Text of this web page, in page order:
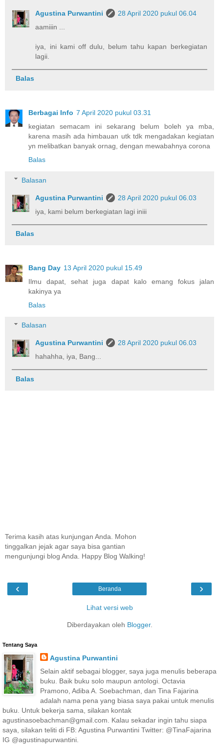
Agustina Purwantini
28 April 2020 pukul 06.04
aamiiin ...
iya, ini kami off dulu, belum tahu kapan berkegiatan
lagii.
Balas
Berbagai Info 7 April 2020 pukul 03.31
kegiatan semacam ini sekarang belum boleh ya mba,
karena masih ada himbauan utk tdk mengadakan kegiatan
yn melibatkan banyak ornag, dengan mewabahnya corona
Balas
Balasan
Agustina Purwantini
28 April 2020 pukul 06.03
iya, kami belum berkegiatan lagi iniii
Balas
Bang Day 13 April 2020 pukul 15.49
Ilmu dapat, sehat juga dapat kalo emang fokus jalan
kakinya ya
Balas
Balasan
Agustina Purwantini
28 April 2020 pukul 06.03
hahahha, iya, Bang...
Balas
Terima kasih atas kunjungan Anda. Mohon
tinggalkan jejak agar saya bisa gantian
mengunjungi blog Anda. Happy Blog Walking!
‹ ›
Beranda
Lihat versi web
Diberdayakan oleh Blogger.
Tentang Saya
Agustina Purwantini
Selain aktif sebagai blogger, saya juga menulis beberapa
buku. Baik buku solo maupun antologi. Octavia
Pramono, Adiba A. Soebachman, dan Tina Fajarina
adalah nama pena yang biasa saya pakai untuk menulis
buku. Untuk bekerja sama, silakan kontak
agustinasoebachman@gmail.com. Kalau sekadar ingin tahu siapa
saya, silakan teliti di FB: Agustina Purwantini Twitter: @TinaFajarina
IG @agustinapurwantini.